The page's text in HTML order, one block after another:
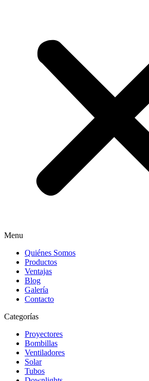
Menu
Quiénes Somos
Productos
Ventajas
Blog
Galería
Contacto
Categorías
Proyectores
Bombillas
Ventiladores
Solar
Tubos